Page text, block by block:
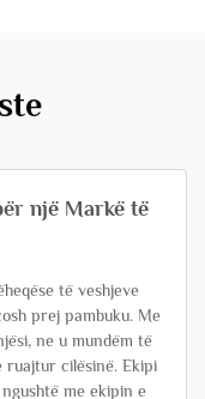
një Markë të
të veshjeve
prej pambuku. Me
ne u mundëm të
ruajtur cilësinë. Ekipi
me ekipin e